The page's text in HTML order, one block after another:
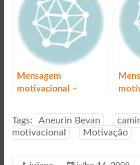
Mensagem
motivacional –
Tags: Aneurin Bevan
motivacional
Motivação